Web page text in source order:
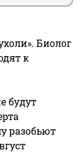
Биолог
к
будут
разобьют